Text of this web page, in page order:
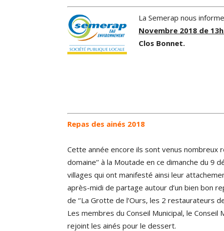
La Semerap nous
Novembre 2018 de
Clos Bonnet.
Repas des ainés 2018
Cette année encore ils sont venus nombreux
domaine’’ à la Moutade en ce dimanche du
villages qui ont manifesté ainsi leur
après-midi de partage autour d’un bien bon
de ‘’La Grotte de l’Ours, les 2 restaurateurs
Les membres du Conseil Municipal, le
rejoint les ainés pour le dessert.